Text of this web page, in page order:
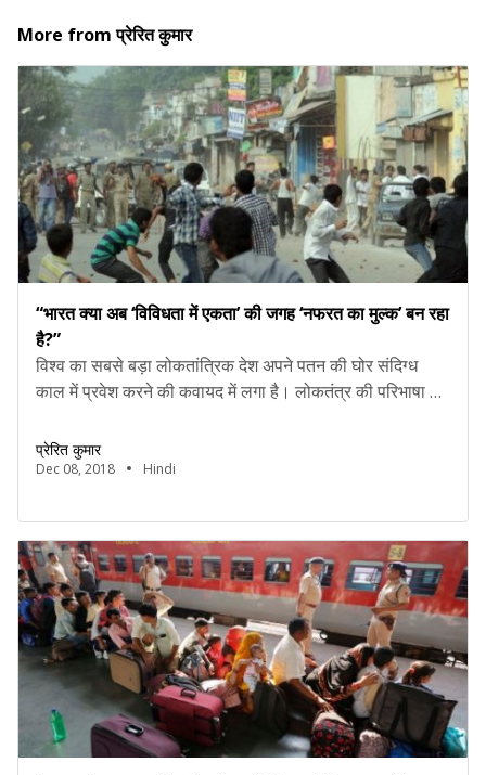
More fromप्रेरित कुमार
“भारत क्या अब ‘विविधता में एकता’ की जगह ‘नफरत का मुल्क’ बन रहा
है?”
विश्व का सबसे बड़ा लोकतांत्रिक देश अपने पतन की घोर संदिग्ध
काल में प्रवेश करने की कवायद में लगा है। लोकतंत्र की परिभाषा को
अचेत अवस्था में पड़ी बिलख रही हैं।सत्ताधीशों की शांति-सौहार्द की
गुज़ारिश भीड़तंत्र के सामने पहुंचने से पहले ही दम तोड़ रही […]
प्रेरित कुमार
Dec 08, 2018 Hindi